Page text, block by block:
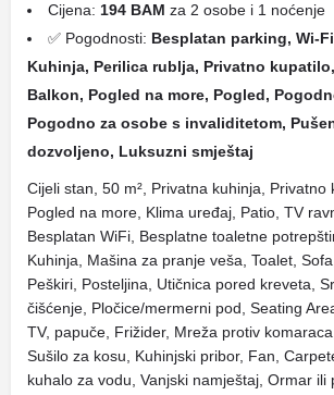
Cijena: 194 BAM za 2 osobe i 1 noćenje
✅ Pogodnosti: Besplatan parking, Wi-
Kuhinja, Perilica rublja, Privatno kupatilo,
Balkon, Pogled na more, Pogled,
Pogodno za osobe s invaliditetom,
dozvoljeno, Luksuzni smještaj
Cijeli stan, 50 m², Privatna kuhinja, Privatno
Pogled na more, Klima uređaj, Patio, TV
Besplatan WiFi, Besplatne toaletne
Kuhinja, Mašina za pranje veša, Toalet,
Peškiri, Posteljina, Utičnica pored kreveta,
čišćenje, Pločice/mermerni pod, Seating
TV, papuče, Frižider, Mreža protiv
Sušilo za kosu, Kuhinjski pribor, Fan,
kuhalo za vodu, Vanjski namještaj, Ormar ili